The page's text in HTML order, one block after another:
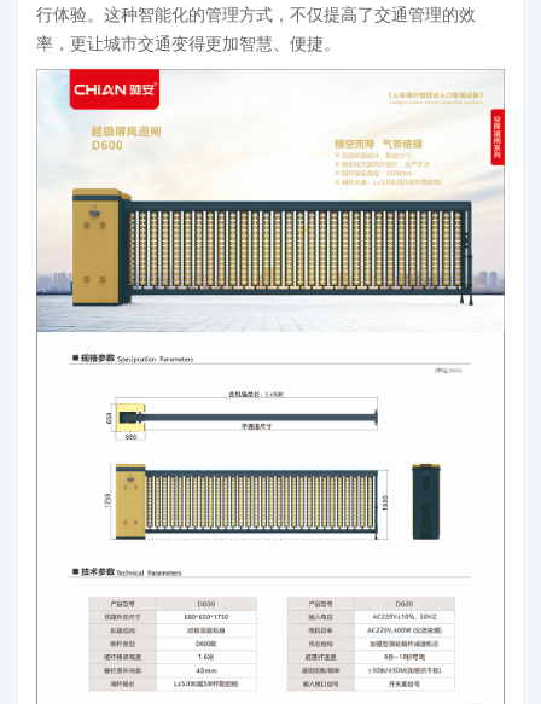
行体验。这种智能化的管理方式，不仅提高了交通管理的效
率，更让城市交通变得更加智慧、便捷。